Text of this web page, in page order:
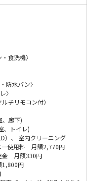
食洗機〉
防水バン〉
〉
チリモコン付〉
、廊下)
トイレ)
）、 室内クリーニング
ー使用料 月額2,770円
額330円
円